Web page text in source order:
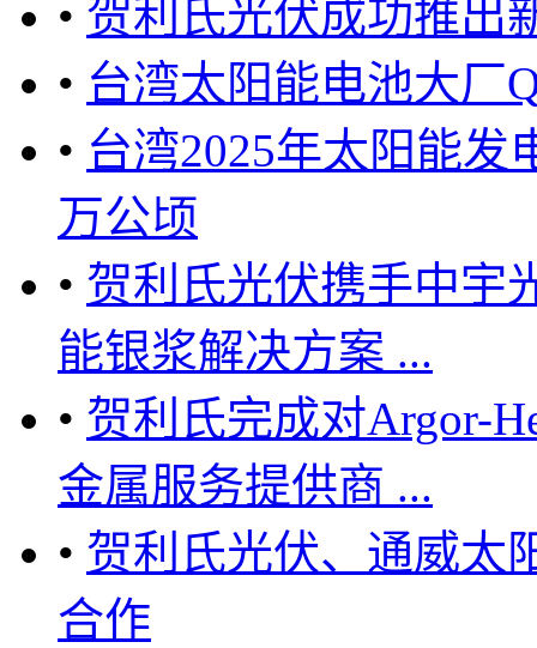
• 贺利氏光伏成功推出
• 台湾太阳能电池大厂
• 台湾2025年太阳能发
万公顷
• 贺利氏光伏携手中宇
能银浆解决方案 ...
• 贺利氏完成对Argor-
金属服务提供商 ...
• 贺利氏光伏、通威太
合作